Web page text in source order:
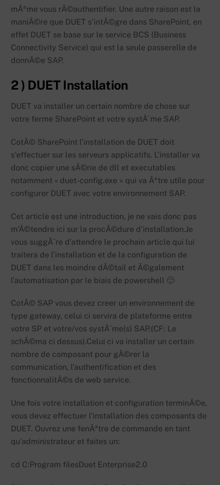
mÃªme vous rÃ©authentifier. Une autre raison est la
maniÃ©re que DUET s’intÃ©gre dans SharePoint, en
effet DUET se base sur le service BCS (Business
Connectivity Service) qui est la seule passerelle de
donnÃ©e SAP.
2 ) DUET Installation
DUET va installer un certain nombre de chose sur
votre ferme SharePoint et votre systÃ¨me SAP.
CotÃ© SharePoint l’installation de DUET doit
s’effectuer sur les serveurs applicatifs. L’installer va
donc copier une sÃ©rie de dll et executables
notamment « duet-config.exe » qui va Ãªtre utile pour
configurer DUET avec votre environnement SAP.
Cet article est une introduction, je ne vais donc pas
m’Ã©tendre ici sur la procÃ©dure d’installation.Je
vous suggÃ¨re d’attendre le prochain article qui lui
traitera de l’installation et de la configuration de
DUET dans les moindre dÃ©tail et Ã©galement
l’automatisation par le biais de powershell 🙂
CotÃ© SAP vous devez creer un environnement de
type gateway, celui ci servira de plateforme entre
votre SP et votre/vos systÃ¨me(s) SAP.(CF: Le
schÃ©ma ci dessus).Celui ci va installer un certain
nombre de composant pour gÃ©rer la
communication, l’authentification et des
fonctionnalitÃ©s de web service.
Une fois votre installation et configuration terminÃ©e,
vous devez effectuer l’installation des composants de
DUET. Ouvrez une fenÃªtre de commande en tant
qu’administrateur et faites un:
cd C:Program filesDuet Enterprise2.0